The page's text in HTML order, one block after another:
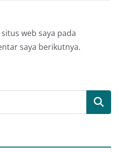
web saya pada
saya berikutnya.